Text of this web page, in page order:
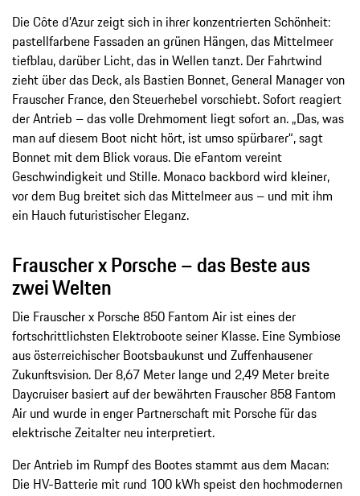
Die Côte d’Azur zeigt sich in ihrer konzentrierten Schönheit:
pastellfarbene Fassaden an grünen Hängen, das Mittelmeer
tiefblau, darüber Licht, das in Wellen tanzt. Der Fahrtwind
zieht über das Deck, als Bastien Bonnet, General Manager von
Frauscher France, den Steuerhebel vorschiebt. Sofort reagiert
der Antrieb – das volle Drehmoment liegt sofort an. „Das, was
man auf diesem Boot nicht hört, ist umso spürbarer“, sagt
Bonnet mit dem Blick voraus. Die eFantom vereint
Geschwindigkeit und Stille. Monaco backbord wird kleiner,
vor dem Bug breitet sich das Mittelmeer aus – und mit ihm
ein Hauch futuristischer Eleganz.
Frauscher x Porsche – das Beste aus
zwei Welten
Die Frauscher x Porsche 850 Fantom Air ist eines der
fortschrittlichsten Elektroboote seiner Klasse. Eine Symbiose
aus österreichischer Bootsbaukunst und Zuffenhausener
Zukunftsvision. Der 8,67 Meter lange und 2,49 Meter breite
Daycruiser basiert auf der bewährten Frauscher 858 Fantom
Air und wurde in enger Partnerschaft mit Porsche für das
elektrische Zeitalter neu interpretiert.
Der Antrieb im Rumpf des Bootes stammt aus dem Macan:
Die HV-Batterie mit rund 100 kWh speist den hochmodernen